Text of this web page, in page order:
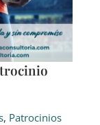
, Patrocinios